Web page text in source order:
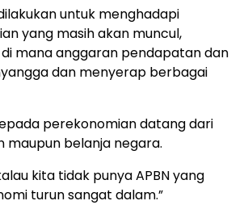
untuk menghadapi
yang masih akan muncul,
mana anggaran pendapatan dan
dan menyerap berbagai
perekonomian datang dari
maupun belanja negara.
kita tidak punya APBN yang
turun sangat dalam.”